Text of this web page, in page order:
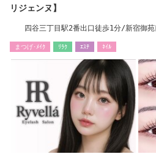
リジェンヌ】
四谷三丁目駅2番出口徒歩1分/新宿御
まつげ･ﾒｲｸ ﾘﾗｸ ｴｽﾃ ﾈｲﾙ